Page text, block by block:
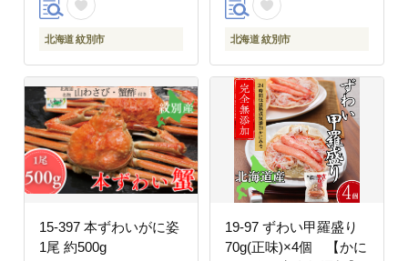
北海道 紋別市 北海道 紋別市
15-397 本ずわいがに姿
1尾 約500g
19-97 ずわい甲羅盛り
70g(正味)×4個 【かに